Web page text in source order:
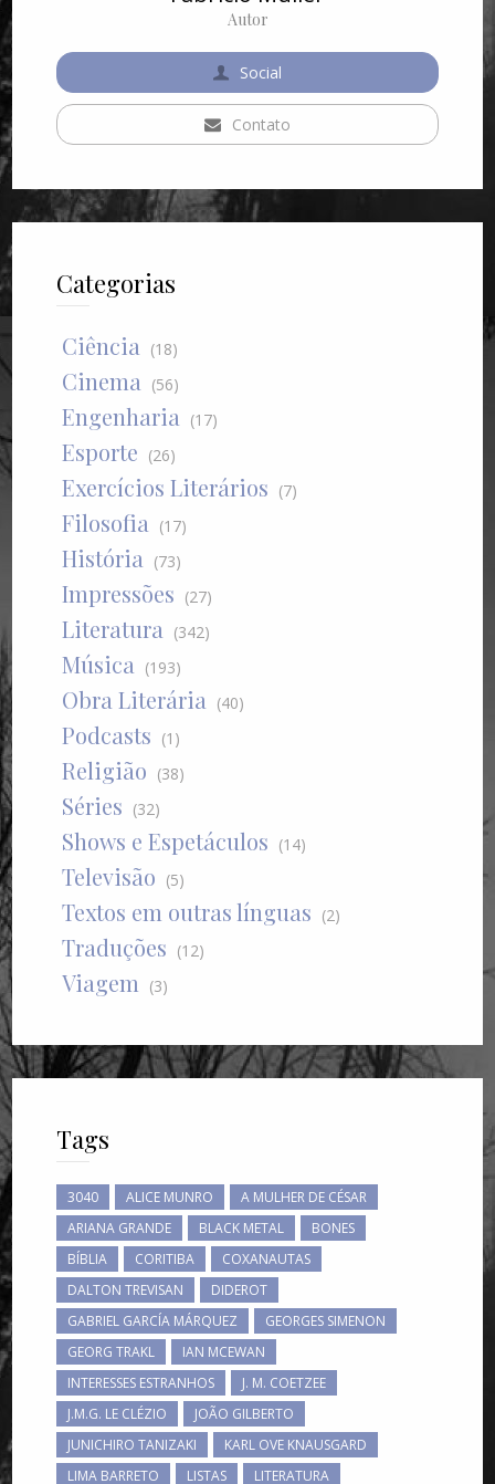
Autor
Social
Contato
Categorias
Ciência (18)
Cinema (56)
Engenharia (17)
Esporte (26)
Exercícios Literários (7)
Filosofia (17)
História (73)
Impressões (27)
Literatura (342)
Música (193)
Obra Literária (40)
Podcasts (1)
Religião (38)
Séries (32)
Shows e Espetáculos (14)
Televisão (5)
Textos em outras línguas (2)
Traduções (12)
Viagem (3)
Tags
3040 ALICE MUNRO
A MULHER DE CÉSAR
ARIANA GRANDE
BLACK METAL
BONES
BÍBLIA
CORITIBA
COXANAUTAS
DALTON TREVISAN
DIDEROT
GABRIEL GARCÍA MÁRQUEZ
GEORGES SIMENON
GEORG TRAKL
IAN MCEWAN
INTERESSES ESTRANHOS
J. M. COETZEE
J.M.G. LE CLÉZIO
JOÃO GILBERTO
JUNICHIRO TANIZAKI
KARL OVE KNAUSGARD
LIMA BARRETO
LISTAS LITERATURA